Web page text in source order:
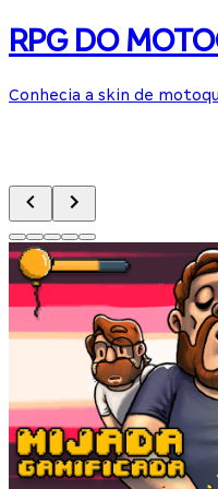
RPG DO
Conhecia a skin de